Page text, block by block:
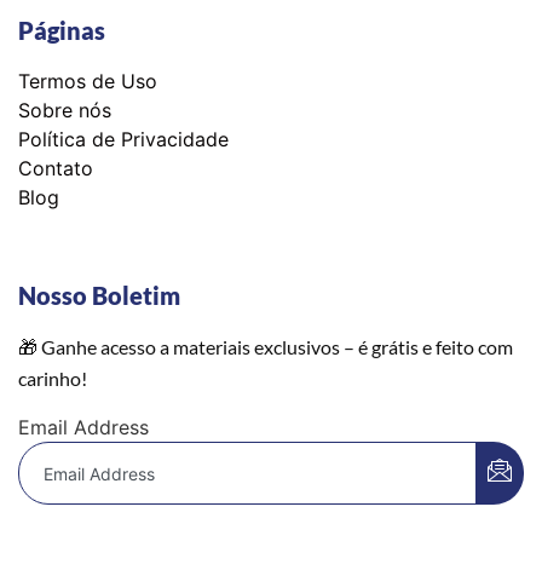
Páginas
Termos de Uso
Sobre nós
Política de Privacidade
Contato
Blog
Nosso Boletim
🎁 Ganhe acesso a materiais exclusivos – é grátis e feito com
carinho!
Email Address